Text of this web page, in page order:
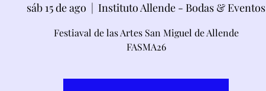
sáb 15 de ago
  |
Instituto Allende - Bodas & Eventos
Festiaval de las Artes San Miguel de Allende
FASMA26